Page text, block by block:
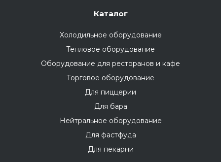
Каталог
Холодильное оборудование
Тепловое оборудование
Оборудование для ресторанов и кафе
Торговое оборудование
Для пиццерии
Для бара
Нейтральное оборудование
Для фастфуда
Для пекарни